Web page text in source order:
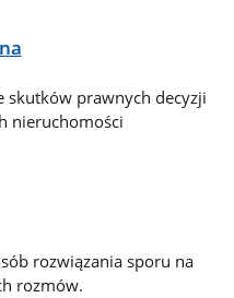
skutków prawnych decyzji
nieruchomości
rozwiązania sporu na
rozmów.